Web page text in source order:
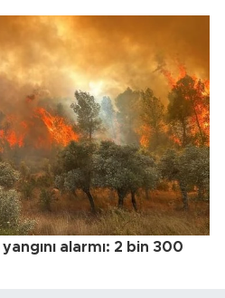
alarmı: 2 bin 300